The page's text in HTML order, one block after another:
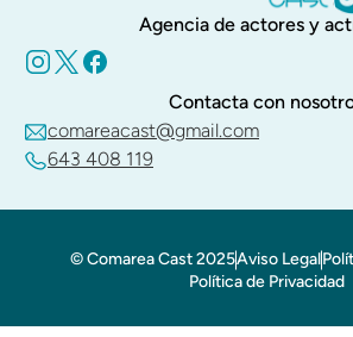
Idiomas: Castellano: Nativo
Gallego: Nativo
...
Agencia de actores y
Contacta con
comareacast@gmail.com
643 408 119
© Comarea Cast 2025Aviso Legal
Política de Privacidad